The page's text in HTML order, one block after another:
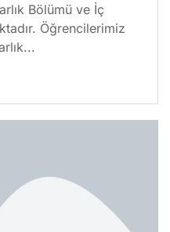
Bölümü ve İç
Öğrencilerimiz